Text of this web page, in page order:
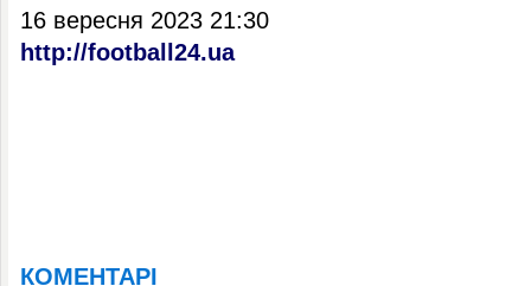
16 вересня 2023 21:30
http://football24.ua
КОМЕНТАРІ